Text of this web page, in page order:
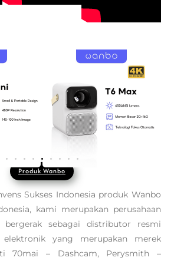
Produk Wanbo
Sukses Indonesia produk Wanbo
kami merupakan perusahaan
sebagai distributor resmi
elektronik yang merupakan merek
70mai – Dashcam, Perysmith –